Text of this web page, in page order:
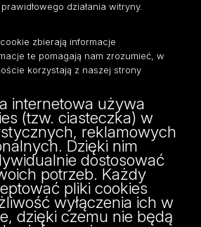
90-136 Łódź
(ADE):
IHHIV-17
działania witryny.
zbierają informacje
te pomagają nam zrozumieć, w
korzystają z naszej strony
internetowa używa
(tzw. ciasteczka) w
reklamowych
Dzięki nim
dostosować
potrzeb. Każdy
pliki cookies
wyłączenia ich w
dzięki czemu nie będą